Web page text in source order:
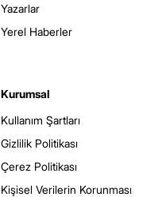
Yazarlar
Yerel Haberler
Kurumsal
Kullanım Şartları
Gizlilik Politikası
Çerez Politikası
Kişisel Verilerin Korunması